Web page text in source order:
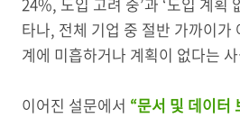
타나, 전체 기업 중 절반 가까이가
계에 미흡하거나 계획이 없다는
이어진 설문에서 “문서 및 데이터